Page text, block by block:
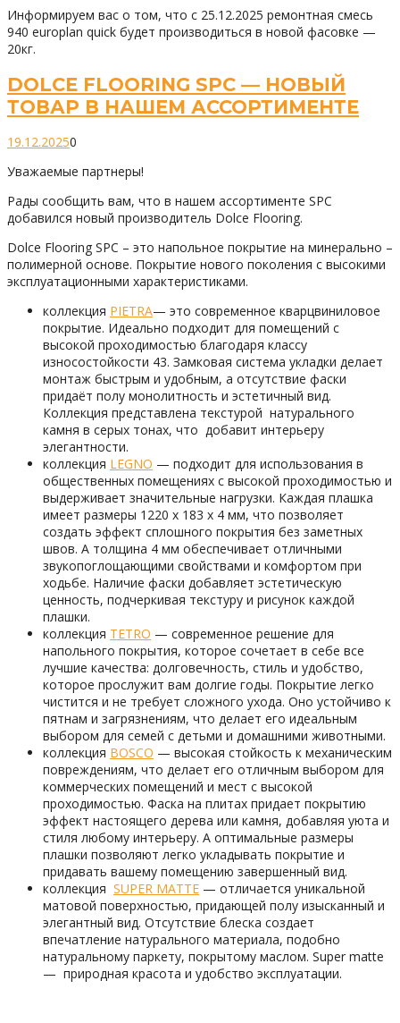
Информируем вас о том, что с 25.12.2025 ремонтная смесь
940 europlan quick будет производиться в новой фасовке —
20кг.
DOLCE FLOORING SPC — НОВЫЙ
ТОВАР В НАШЕМ АССОРТИМЕНТЕ
19.12.20250
Уважаемые партнеры!
Рады сообщить вам, что в нашем ассортименте SPC
добавился новый производитель Dolce Flooring.
Dolce Flooring SPC – это напольное покрытие на минерально –
полимерной основе. Покрытие нового поколения с высокими
эксплуатационными характеристиками.
коллекция PIETRA— это современное кварцвиниловое
покрытие. Идеально подходит для помещений с
высокой проходимостью благодаря классу
износостойкости 43. Замковая система укладки делает
монтаж быстрым и удобным, а отсутствие фаски
придаёт полу монолитность и эстетичный вид.
Коллекция представлена текстурой натурального
камня в серых тонах, что добавит интерьеру
элегантности.
коллекция LEGNO — подходит для использования в
общественных помещениях с высокой проходимостью и
выдерживает значительные нагрузки. Каждая плашка
имеет размеры 1220 x 183 x 4 мм, что позволяет
создать эффект сплошного покрытия без заметных
швов. А толщина 4 мм обеспечивает отличными
звукопоглощающими свойствами и комфортом при
ходьбе. Наличие фаски добавляет эстетическую
ценность, подчеркивая текстуру и рисунок каждой
плашки.
коллекция TETRO — cовременное решение для
напольного покрытия, которое сочетает в себе все
лучшие качества: долговечность, стиль и удобство,
которое прослужит вам долгие годы. Покрытие легко
чистится и не требует сложного ухода. Оно устойчиво к
пятнам и загрязнениям, что делает его идеальным
выбором для семей с детьми и домашними животными.
коллекция BOSCO — высокая стойкость к механическим
повреждениям, что делает его отличным выбором для
коммерческих помещений и мест с высокой
проходимостью. Фаска на плитах придает покрытию
эффект настоящего дерева или камня, добавляя уюта и
стиля любому интерьеру. А оптимальные размеры
плашки позволяют легко укладывать покрытие и
придавать вашему помещению завершенный вид.
коллекция SUPER MATTE — отличается уникальной
матовой поверхностью, придающей полу изысканный и
элегантный вид. Отсутствие блеска создает
впечатление натурального материала, подобно
натуральному паркету, покрытому маслом. Super matte
— природная красота и удобство эксплуатации.